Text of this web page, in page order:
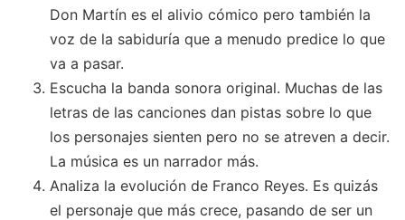
Don Martín es el alivio cómico pero también la
voz de la sabiduría que a menudo predice lo que
va a pasar.
Escucha la banda sonora original. Muchas de las
letras de las canciones dan pistas sobre lo que
los personajes sienten pero no se atreven a decir.
La música es un narrador más.
Analiza la evolución de Franco Reyes. Es quizás
el personaje que más crece, pasando de ser un